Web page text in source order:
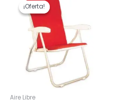
¡Oferta!
¡Oferta!
Aire Libre
precio
original
era:
$ 3.720,00.$ 2.976,00.